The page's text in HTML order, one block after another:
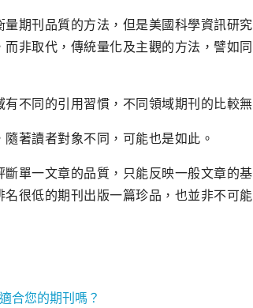
期刊品質的方法，但是美國科學資訊研
而非取代，傳統量化及主觀的方法，譬如
不同的引用習慣，不同領域期刊的比較無
著讀者對象不同，可能也是如此。
單一文章的品質，只能反映一般文章的
很低的期刊出版一篇珍品，也並非不可能
合您的期刊嗎？